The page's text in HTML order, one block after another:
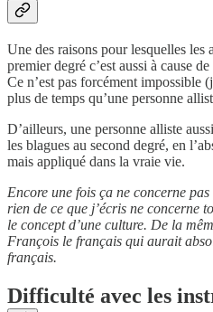
Une des raisons pour lesquelles les
premier degré c’est aussi à cause
Ce n’est pas forcément impossible
plus de temps qu’une personne
D’ailleurs, une personne alliste
les blagues au second degré, en
mais appliqué dans la vraie vie.
Encore une fois ça ne concerne pas
rien de ce que j’écris ne concerne
le concept d’une culture. De la
François le français qui aurait
français.
Difficulté avec les